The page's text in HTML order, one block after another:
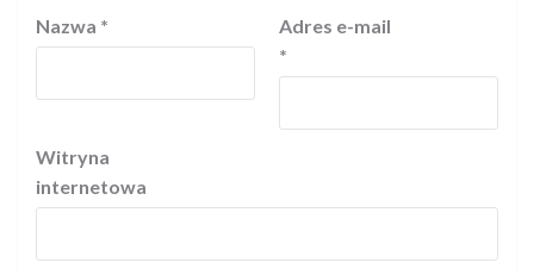
Nazwa *
Adres e-mail
*
Witryna
internetowa